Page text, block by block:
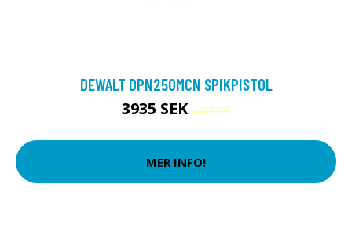
DEWALT DPN250MCN SPIKPISTOL
3935 SEK4422 SEK
MER INFO!